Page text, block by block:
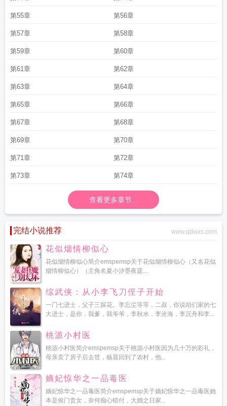
第55章 第56章
第57章 第58章
第59章 第60章
第61章 第62章
第63章 第64章
第65章 第66章
第67章 第68章
第69章 第70章
第71章 第72章
第73章 第74章
查看更多章节...
完结小说推荐 www.qdwxs.com
花似烟情柳似心
花似烟情柳似心简介emspemsp关于花似烟情柳似心（又名花似
烟情柳似心）（主角名夏小汐墨夜霆...
综武侠：从小李飞刀侄子开始
一门七进士，父子三探花。李忘尘等等，二叔，你说咱们家的七
大进士，是你，我爹，我爷爷，李秋水，李沧海，李沉舟和李...
桃源小村医
桃源小村医简介emspemsp关于桃源小村医因为几十万的彩礼，
母亲卖了房子后去世，杨晨回到了农村，他...
嫡妃惊华之一品毒医
嫡妃惊华之一品毒医简介emspemsp关于嫡妃惊华之一品毒医她
本是侯门贵女，奈何痴心错付，大婚之日家...